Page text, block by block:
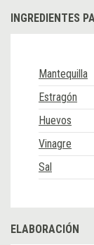
INGREDIENTES
Mantequilla
Estragón
Huevos
Vinagre
Sal
ELABORACIÓN